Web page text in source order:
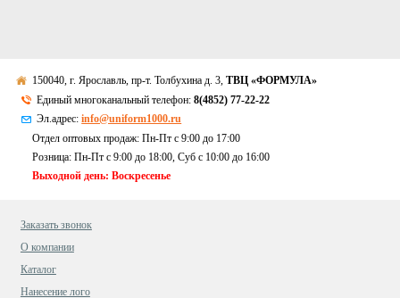
150040, г. Ярославль, пр-т. Толбухина д. 3,ТВЦ «ФОРМУЛА»
Единый многоканальный телефон:8(4852) 77-22-22
Эл.адрес:info@uniform1000.ru
Отдел оптовых продаж: Пн-Пт с 9:00 до 17:00
Розница: Пн-Пт с 9:00 до 18:00, Суб c 10:00 до 16:00
Выходной день: Воскресенье
Заказать звонок
О компании
Каталог
Нанесение лого